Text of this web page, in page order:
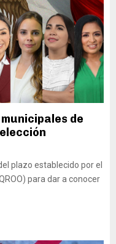
de
plazo establecido por el
para dar a conocer